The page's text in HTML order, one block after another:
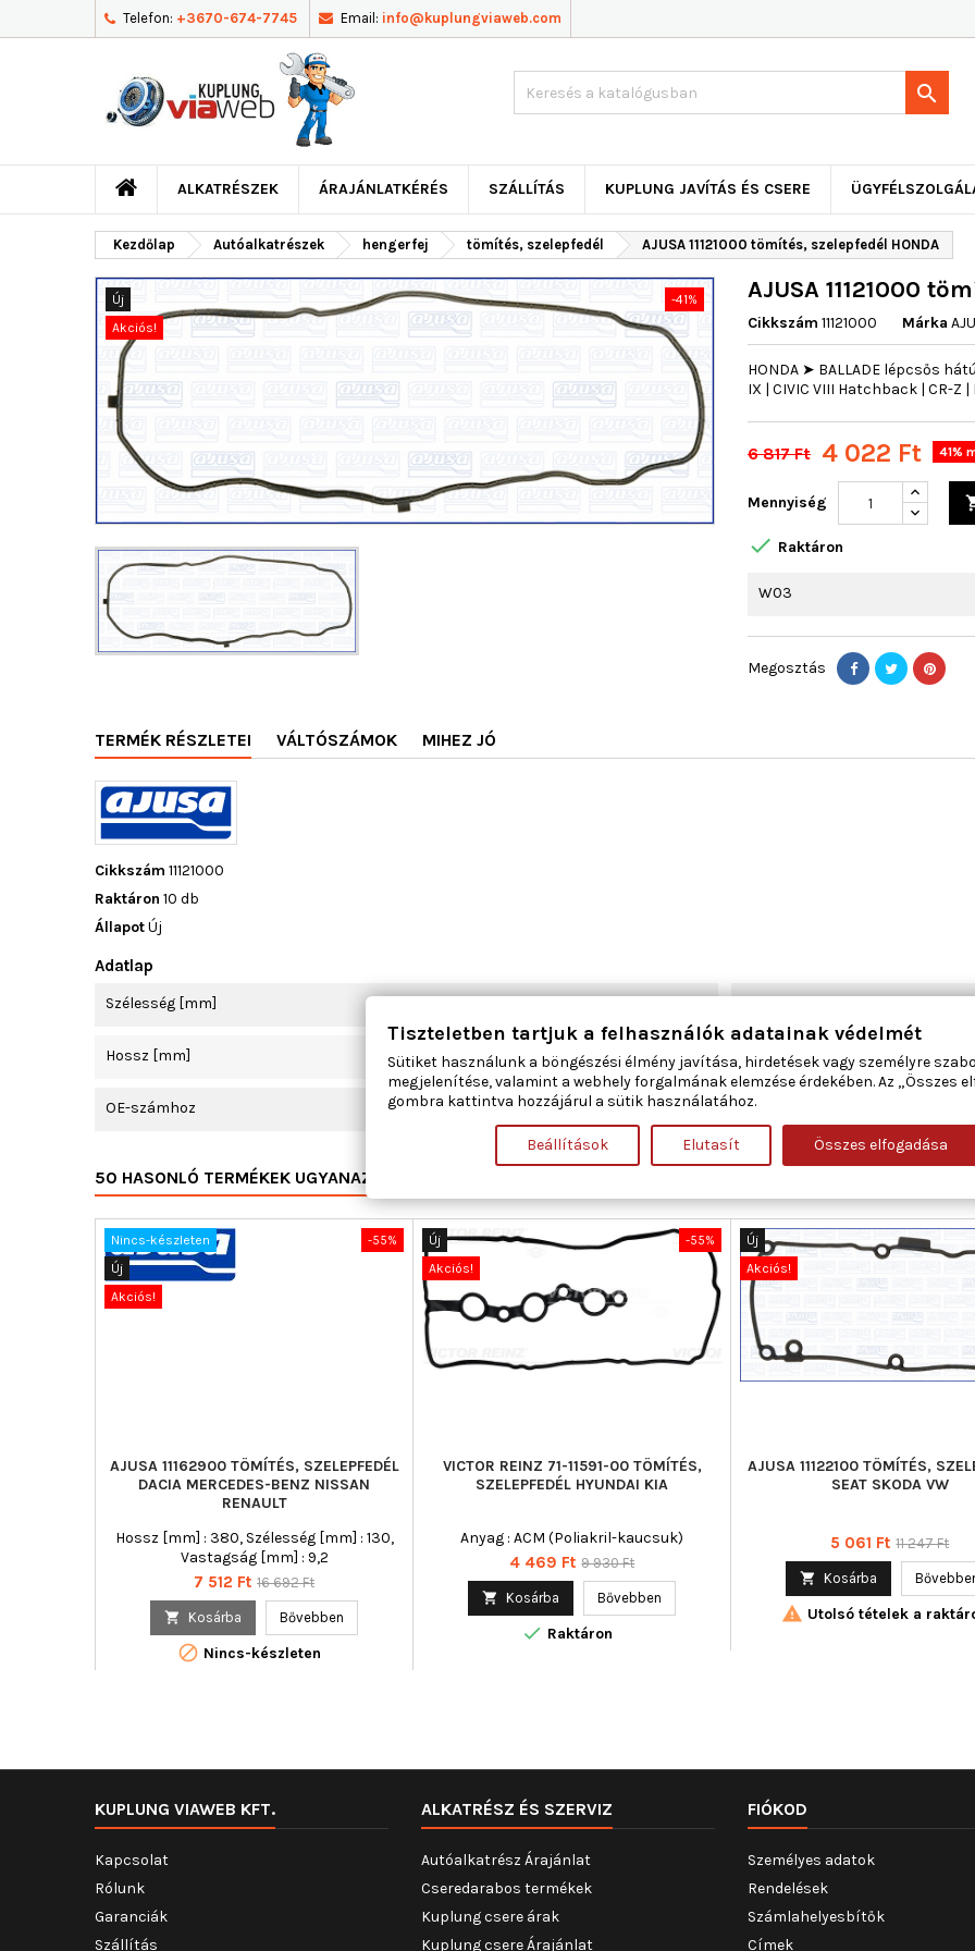
Telefon: +3670-674-7745 Email: info@kuplungviaweb.com

ALKATRÉSZEK ÁRAJÁNLATKÉRÉS SZÁLLÍTÁS KUPLUNG JAVÍTÁS ÉS CSERE
Kezdőlap Autóalkatrészek hengerfej tömítés, szelepfedél AJUSA 11121000 tömítés, szelepfedél HONDA
Új
-41%
Akciós!
AJUSA 11121000
Cikkszám 11121000 Márka
HONDA ➤ BALLADE lépcsős
IX | CIVIC VIII Hatchback | CR-Z |
6 817 Ft 4 022 Ft 41%
Mennyiség
 Raktáron
W03
Megosztás
TERMÉK RÉSZLETEI VÁLTÓSZÁMOK MIHEZ JÓ
Cikkszám 11121000
Raktáron 10 db
ÁllapotÚj
Adatlap
Szélesség [mm]
Hossz [mm] 435
OE-számhoz 12341-RB0-003
50 HASONLÓ TERMÉKEK UGYANAZON KATEGÓRIÁBAN:
-55%
Nincs-készleten
Új
Akciós!
AJUSA 11162900 TÖMÍTÉS, SZELEPFEDÉL
DACIA MERCEDES-BENZ NISSAN
RENAULT
Hossz [mm] : 380, Szélesség [mm] : 130,
Vastagság [mm] : 9,2
Ár
7 512 Ft Normál
16 692 Ft
 Kosárba Bővebben
 Nincs-készleten
-55%
Új
Akciós!
VICTOR REINZ 71-11591-00 TÖMÍTÉS,
SZELEPFEDÉL HYUNDAI KIA
Anyag : ACM (Poliakril-kaucsuk)
Ár
4 469 Ft Normál
9 930 Ft
 Kosárba Bővebben
 Raktáron
Új
Akciós!
AJUSA 11122100 TÖMÍTÉS,
SEAT SKODA VW
Ár
5 061 Ft Normál
11 247 Ft
 Kosárba
 Utolsó tételek a
KUPLUNG VIAWEB KFT.
Kapcsolat
Rólunk
Garanciák
Szállítás
ALKATRÉSZ ÉS SZERVIZ
Autóalkatrész Árajánlat
Cseredarabos termékek
Kuplung csere árak
Kuplung csere Árajánlat
FIÓKOD
Személyes adatok
Rendelések
Számlahelyesbítők
Címek
Tiszteletben tartjuk a felhasználók adatainak védelmét
Sütiket használunk a böngészési élmény javítása, hirdetések vagy személyre
megjelenítése, valamint a webhely forgalmának elemzése érdekében. Az „Összes
gombra kattintva hozzájárul a sütik használatához.
Beállítások Elutasít Összes elfogadása